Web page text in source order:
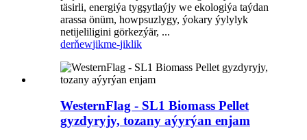
täsirli, energiýa tygşytlaýjy we ekologiýa taýdan
arassa önüm, howpsuzlygy, ýokary ýylylyk
netijeliligini görkezýär, ...
derňewjikme-jiklik
WesternFlag - SL1 Biomass Pellet
gyzdyryjy, tozany aýyrýan enjam